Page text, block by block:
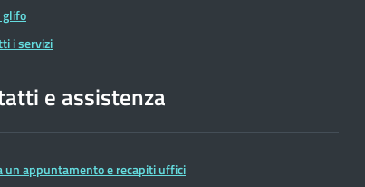
glifo
i servizi
e assistenza
un appuntamento e recapiti uffici